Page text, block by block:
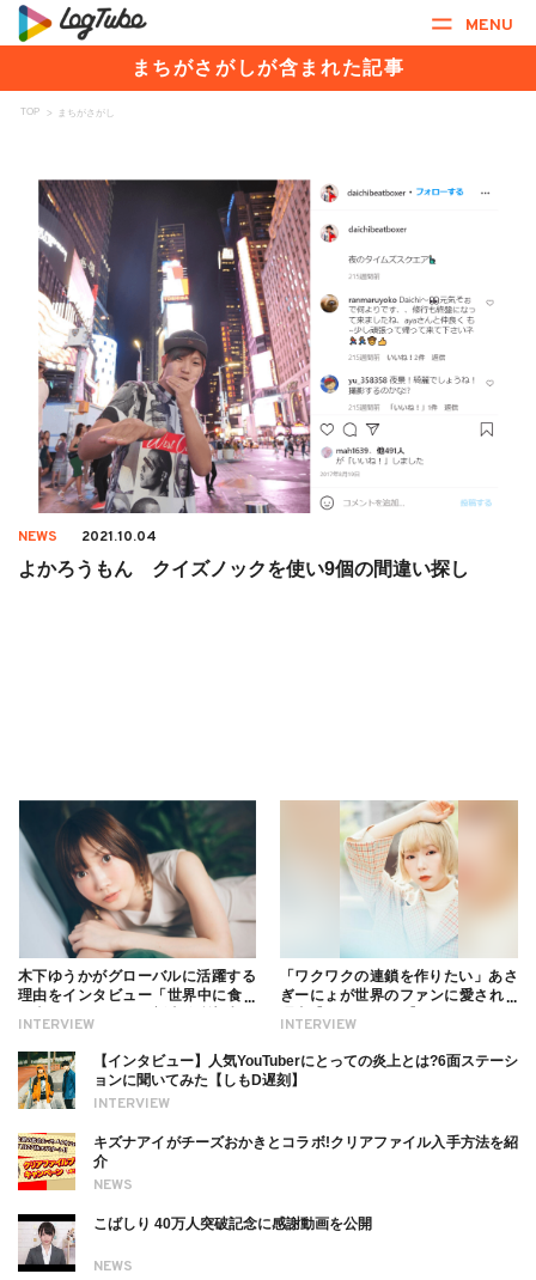
MENU
まちがさがしが含まれた記事
TOP > まちがさがし
NEWS 2021.10.04
よかろうもん クイズノックを使い9個の間違い探し
INTERVIEW
木下ゆうかがグローバルに活躍する
理由をインタビュー「世界中に食べ
ついても
INTERVIEW
「ワクワクの連鎖を作りたい」あさ
ぎーにょが世界のファンに愛される
INTERVIEW
【インタビュー】人気YouTuberにとっての炎上とは?6面ステーシ
ョンに聞いてみた【しもD遅刻】
NEWS
キズナアイがチーズおかきとコラボ!クリアファイル入手方法を紹
介
NEWS
こばしり 40万人突破記念に感謝動画を公開